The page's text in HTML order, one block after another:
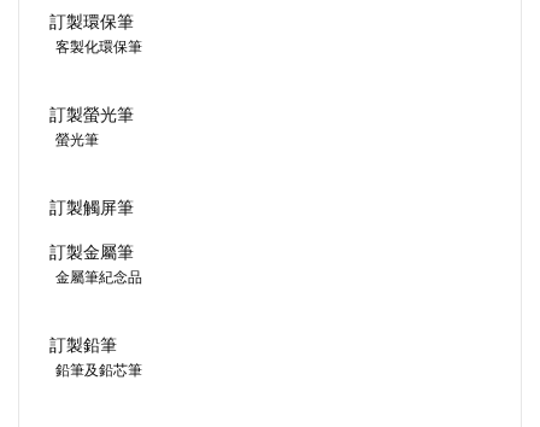
訂製環保筆
客製化環保筆
訂製螢光筆
螢光筆
訂製觸屏筆
訂製金屬筆
金屬筆紀念品
訂製鉛筆
鉛筆及鉛芯筆